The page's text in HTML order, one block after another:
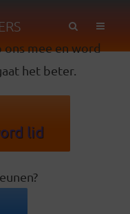
mee en word
het beter.
lid